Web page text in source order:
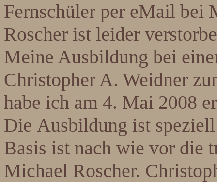
Fernschüler per eMail bei
Roscher ist leider
Meine Ausbildung bei
Christopher A. Weidner
habe ich am 4. Mai 2008
Die Ausbildung ist
Basis ist nach wie vor die
Michael Roscher.